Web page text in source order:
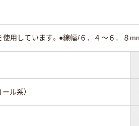
中綿式 中綿式
用しています。●線幅/６．４～６．８
ル系）